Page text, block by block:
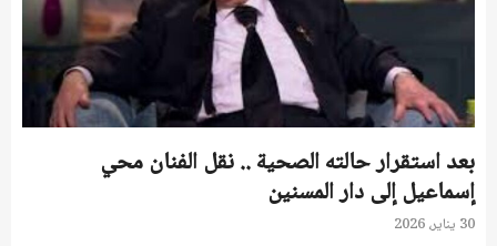
بعد استقرار حالته الصحية .. نقل الفنان محي
إسماعيل إلى دار المسنين
30 يناير، 2026